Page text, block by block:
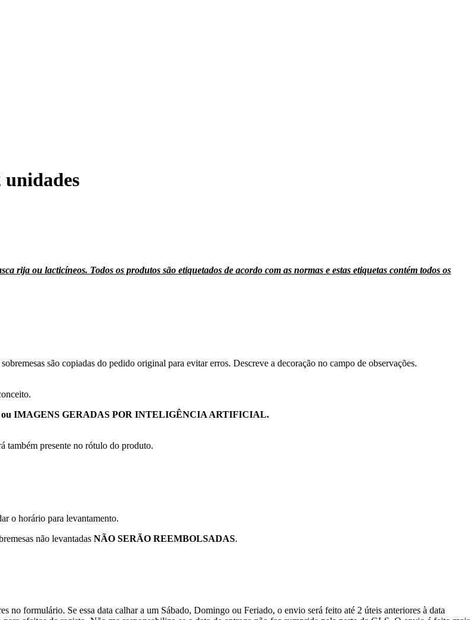
unidades
rija ou lacticíneos. Todos os produtos são etiquetados de acordo com as normas e estas etiquetas contém todos os
são copiadas do pedido original para evitar erros. Descreve a decoração no campo de observações.
IMAGENS GERADAS POR INTELIGÊNCIA ARTIFICIAL.
também presente no rótulo do produto.
o horário para levantamento.
não levantadas NÃO SERÃO REEMBOLSADAS.
no formulário. Se essa data calhar a um Sábado, Domingo ou Feriado, o envio será feito até 2 úteis anteriores à data